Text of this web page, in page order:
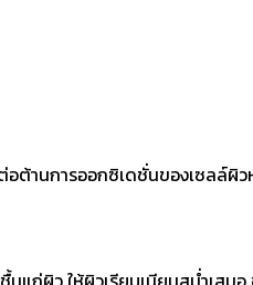
ต้านการออกซิเดชั่นของเซลล์ผิว